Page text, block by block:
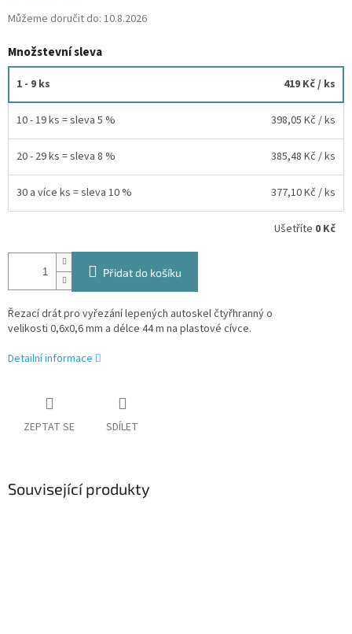
Můžeme doručit do: 10.8.2026
Množstevní sleva
1 - 9 ks 419 Kč/ ks
10 - 19 ks = sleva 5 % 398,05 Kč / ks
20 - 29 ks = sleva 8 % 385,48 Kč / ks
30 a více ks = sleva 10 % 377,10 Kč / ks
Ušetříte 0 Kč
Přidat do košíku
Řezací drát pro vyřezání lepených autoskel čtyřhranný o
velikosti 0,6x0,6 mm a délce 44 m na plastové cívce.
Detailní informace
ZEPTAT SE SDÍLET
Související produkty